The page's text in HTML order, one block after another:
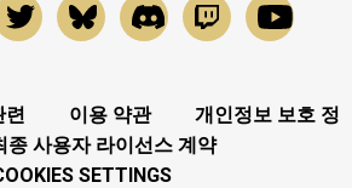
련 이용 약관
개인정보 보호 정
종 사용자 라이선스 계약
SETTINGS